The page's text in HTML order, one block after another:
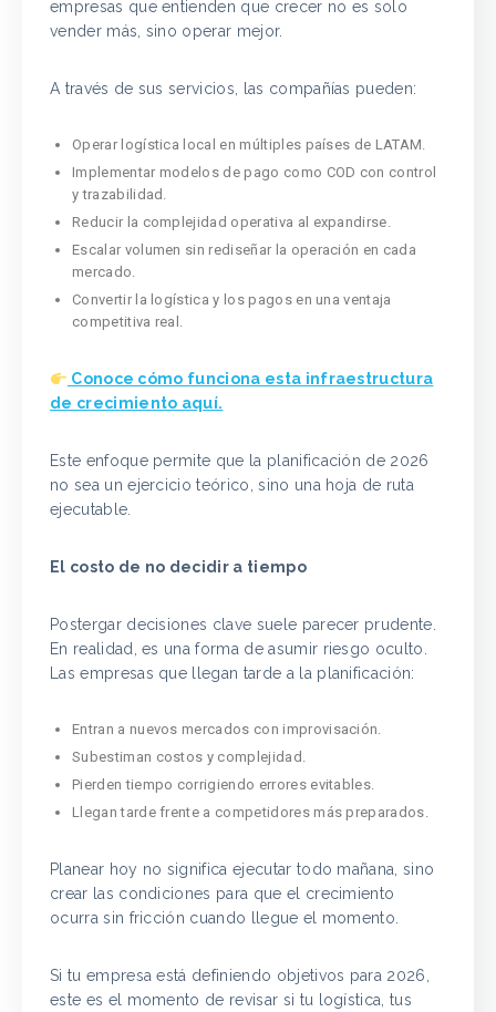
empresas que entienden que crecer no es solo
vender más, sino operar mejor.
A través de sus servicios, las compañías pueden:
Operar logística local en múltiples países de LATAM.
Implementar modelos de pago como COD con control
y trazabilidad.
Reducir la complejidad operativa al expandirse.
Escalar volumen sin rediseñar la operación en cada
mercado.
Convertir la logística y los pagos en una ventaja
competitiva real.
Conoce cómo funciona esta infraestructura
de crecimiento aquí.
Este enfoque permite que la planificación de 2026
no sea un ejercicio teórico, sino una hoja de ruta
ejecutable.
El costo de no decidir a tiempo
Postergar decisiones clave suele parecer prudente.
En realidad, es una forma de asumir riesgo oculto.
Las empresas que llegan tarde a la planificación:
Entran a nuevos mercados con improvisación.
Subestiman costos y complejidad.
Pierden tiempo corrigiendo errores evitables.
Llegan tarde frente a competidores más preparados.
Planear hoy no significa ejecutar todo mañana, sino
crear las condiciones para que el crecimiento
ocurra sin fricción cuando llegue el momento.
Si tu empresa está definiendo objetivos para 2026,
este es el momento de revisar si tu logística, tus